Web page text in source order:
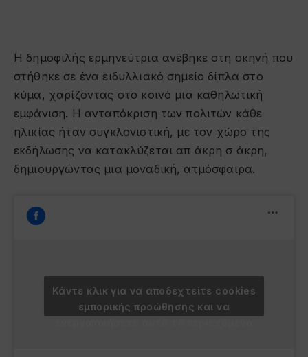
Η δημοφιλής ερμηνεύτρια ανέβηκε στη σκηνή που
στήθηκε σε ένα ειδυλλιακό σημείο δίπλα στο
κύμα, χαρίζοντας στο κοινό μια καθηλωτική
εμφάνιση. Η ανταπόκριση των πολιτών κάθε
ηλικίας ήταν συγκλονιστική, με τον χώρο της
εκδήλωσης να κατακλύζεται απ άκρη σ άκρη,
δημιουργώντας μια μοναδική, ατμόσφαιρα.
Κάντε κλικ για να αποδεχτείτε cookies
εμπορικής προώθησης και να